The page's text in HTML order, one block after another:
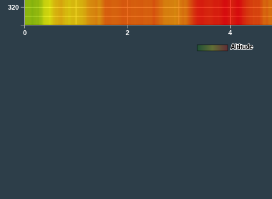
0 2 4
320
Altitude